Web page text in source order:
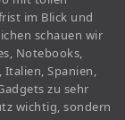
im Blick und
schauen wir
Notebooks,
Italien, Spanien,
zu sehr
wichtig, sondern